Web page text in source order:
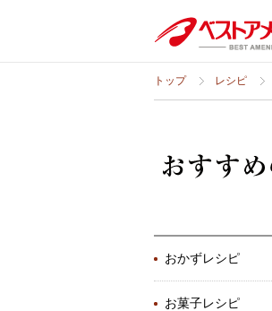
トップ レシピ
おかずレシピ
お菓子レシピ